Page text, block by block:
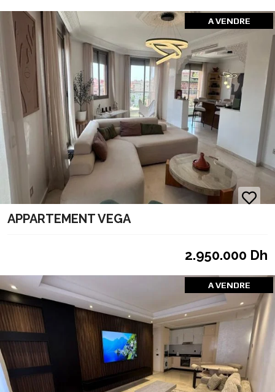
A VENDRE
APPARTEMENT VEGA
2.950.000 Dh
A VENDRE